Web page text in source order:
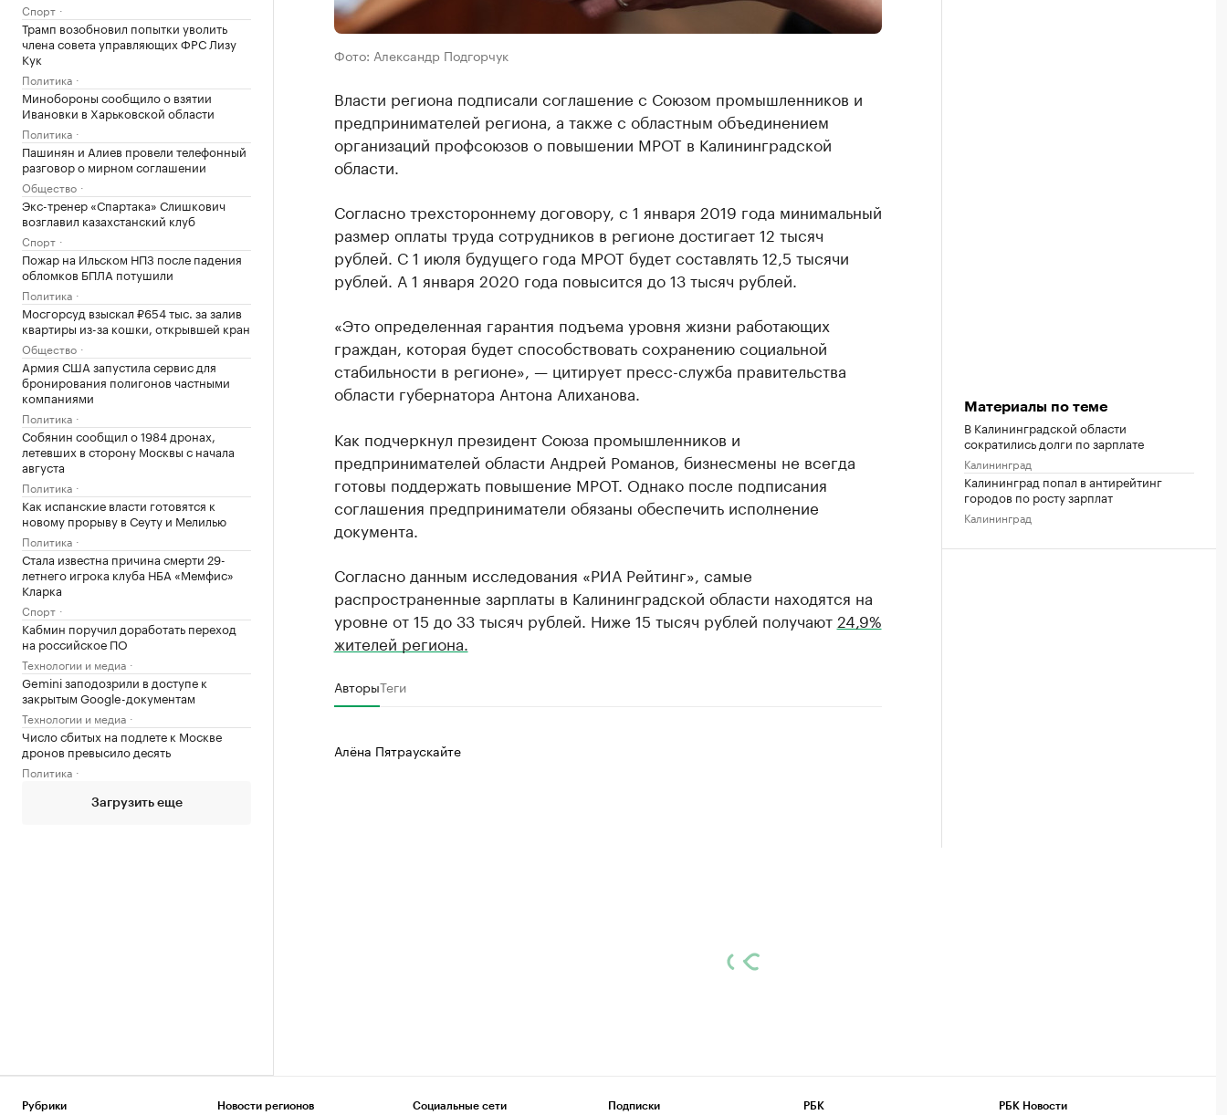
Спорт
Трамп возобновил попытки уволить
члена совета управляющих ФРС Лизу
Кук
Политика
Минобороны сообщило о взятии
Ивановки в Харьковской области
Политика
Пашинян и Алиев провели телефонный
разговор о мирном соглашении
Общество
Экс-тренер «Спартака» Слишкович
возглавил казахстанский клуб
Спорт
Пожар на Ильском НПЗ после падения
обломков БПЛА потушили
Политика
Мосгорсуд взыскал ₽654 тыс. за залив
квартиры из-за кошки, открывшей кран
Общество
Армия США запустила сервис для
бронирования полигонов частными
компаниями
Политика
Собянин сообщил о 1984 дронах,
летевших в сторону Москвы с начала
августа
Политика
Как испанские власти готовятся к
новому прорыву в Сеуту и Мелилью
Политика
Стала известна причина смерти 29-
летнего игрока клуба НБА «Мемфис»
Кларка
Спорт
Кабмин поручил доработать переход
на российское ПО
Технологии и медиа
Gemini заподозрили в доступе к
закрытым Google-документам
Технологии и медиа
Число сбитых на подлете к Москве
дронов превысило десять
Политика
Загрузить еще
Фото: Александр Подгорчук
Власти региона подписали соглашение с Союзом промышленников и
предпринимателей региона, а также с областным объединением
организаций профсоюзов о повышении МРОТ в Калининградской
области.
Согласно трехстороннему договору, с 1 января 2019 года минимальный
размер оплаты труда сотрудников в регионе достигает 12 тысяч
рублей. С 1 июля будущего года МРОТ будет составлять 12,5 тысячи
рублей. А 1 января 2020 года повысится до 13 тысяч рублей.
«Это определенная гарантия подъема уровня жизни работающих
граждан, которая будет способствовать сохранению социальной
стабильности в регионе», — цитирует пресс-служба правительства
области губернатора Антона Алиханова.
Как подчеркнул президент Союза промышленников и
предпринимателей области Андрей Романов, бизнесмены не всегда
готовы поддержать повышение МРОТ. Однако после подписания
соглашения предприниматели обязаны обеспечить исполнение
документа.
Согласно данным исследования «РИА Рейтинг», самые
распространенные зарплаты в Калининградской области находятся на
уровне от 15 до 33 тысяч рублей. Ниже 15 тысяч рублей получают 24,9%
жителей региона.
АвторыТеги
Алёна Пятраускайте
Материалы по теме
В Калининградской области
сократились долги по зарплате
Калининград
Калининград попал в антирейтинг
городов по росту зарплат
Калининград
Рубрики Новости регионов Социальные сети Подписки РБК РБК Новости